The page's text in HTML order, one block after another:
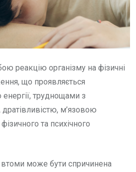
реакцію організму на фізичні
що проявляється
труднощами з
м’язовою
та психічного
втоми може бути спричинена